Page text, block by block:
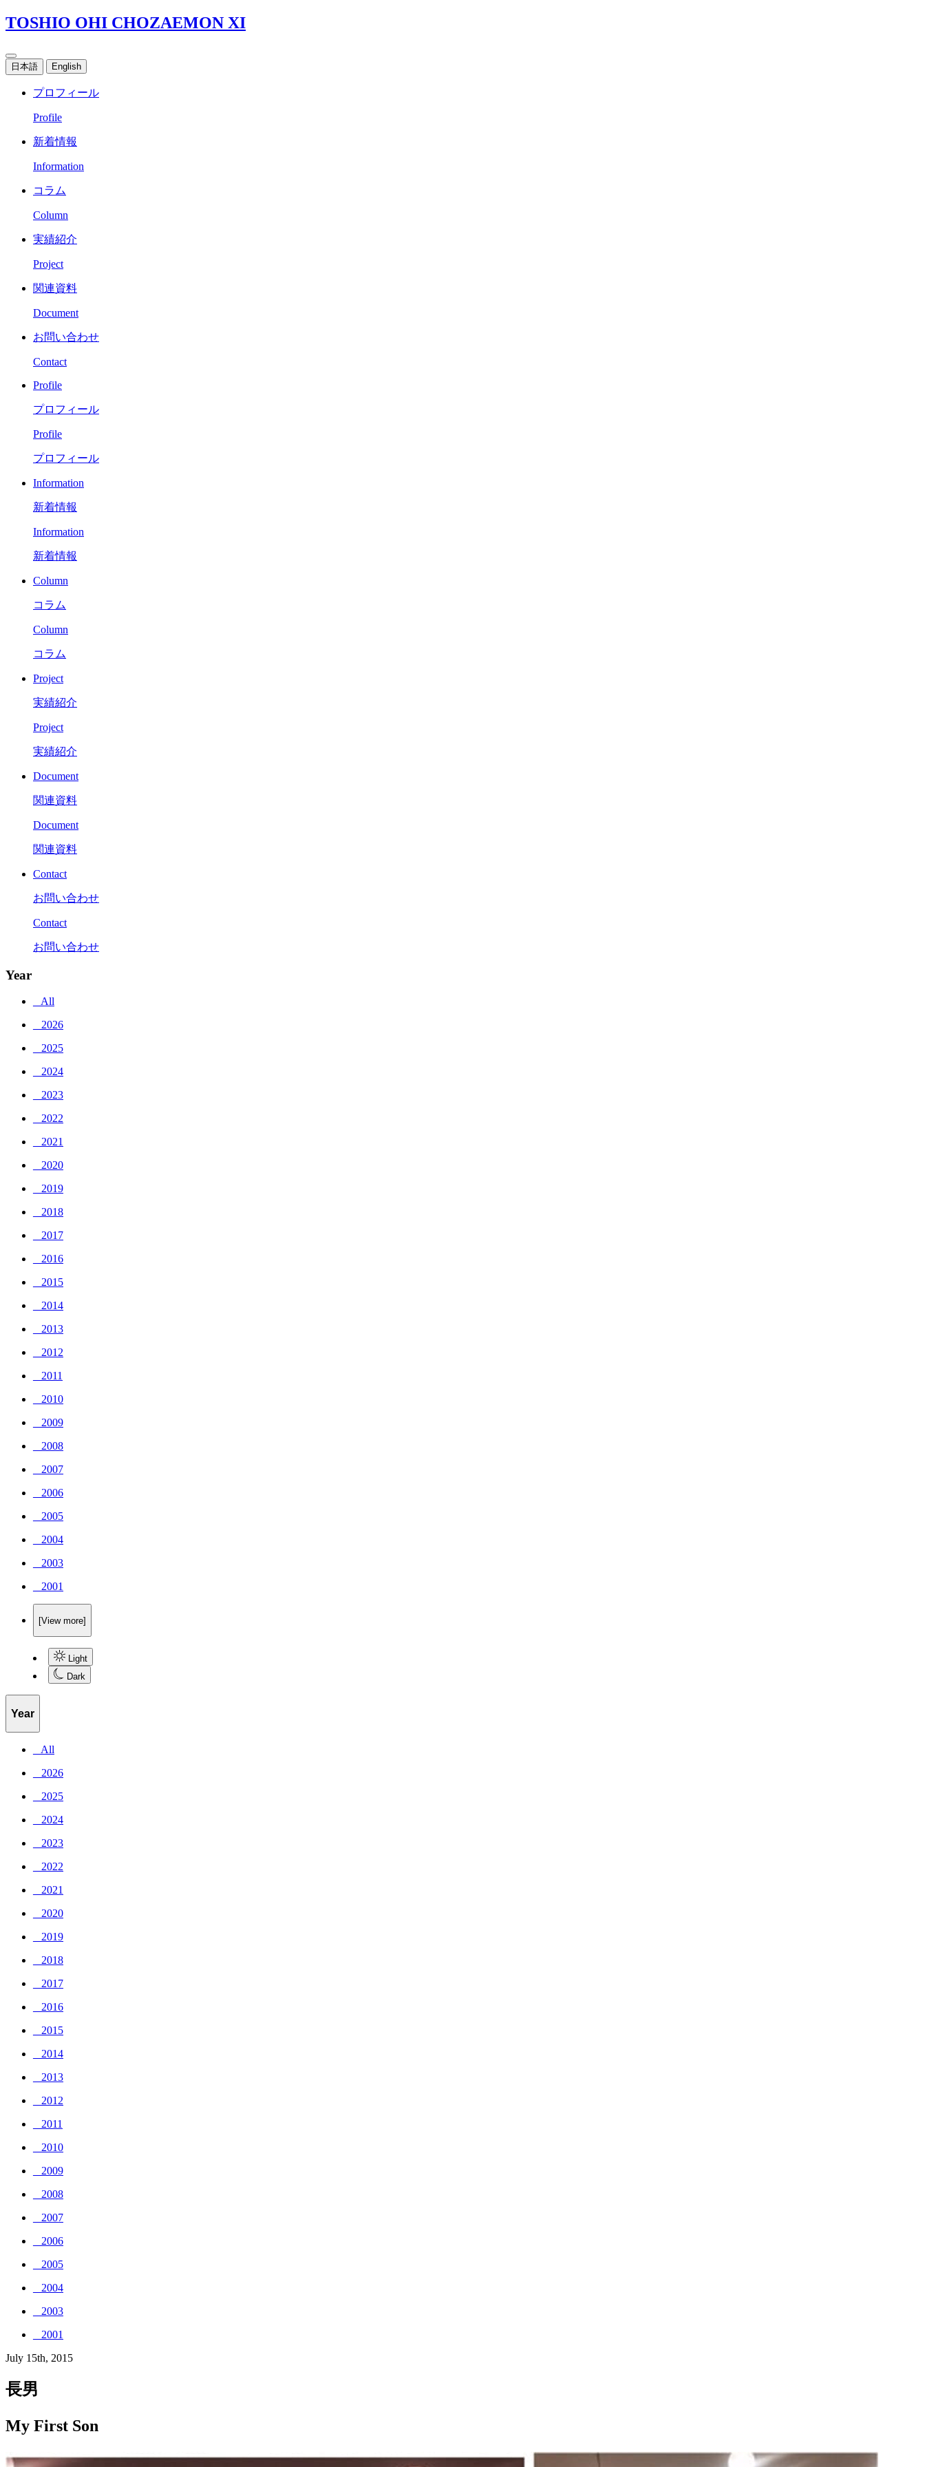
TOSHIO OHI CHOZAEMON XI
日本語 English
プロフィール
Profile
新着情報
Information
コラム
Column
実績紹介
Project
関連資料
Document
お問い合わせ
Contact
Profile
プロフィール
Profile
プロフィール
Information
新着情報
Information
新着情報
Column
コラム
Column
コラム
Project
実績紹介
Project
実績紹介
Document
関連資料
Document
関連資料
Contact
お問い合わせ
Contact
お問い合わせ
Year
_ All
_ 2026
_ 2025
_ 2024
_ 2023
_ 2022
_ 2021
_ 2020
_ 2019
_ 2018
_ 2017
_ 2016
_ 2015
_ 2014
_ 2013
_ 2012
_ 2011
_ 2010
_ 2009
_ 2008
_ 2007
_ 2006
_ 2005
_ 2004
_ 2003
_ 2001
[View more]
Light
Dark
Year
_ All
_ 2026
_ 2025
_ 2024
_ 2023
_ 2022
_ 2021
_ 2020
_ 2019
_ 2018
_ 2017
_ 2016
_ 2015
_ 2014
_ 2013
_ 2012
_ 2011
_ 2010
_ 2009
_ 2008
_ 2007
_ 2006
_ 2005
_ 2004
_ 2003
_ 2001
July 15th, 2015
長男
My First Son